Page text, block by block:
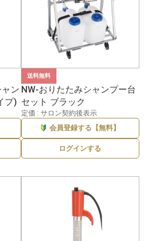
ン
プ)
送料無料
NW-おりたたみシャンプー台
セット ブラック
定価 : サロン契約後表示
会員登録する【無料】
ログインする